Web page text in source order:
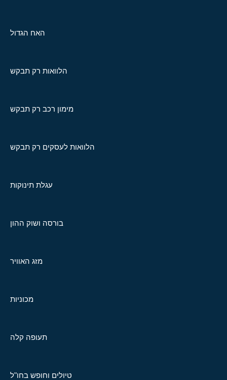
האח הגדול
הלוואות רק תבקש
מימון רכב רק תבקש
הלוואות לעסקים רק תבקש
עגלת תינוקות
בורסה ושוק ההון
מזג האוויר
מכוניות
תעופה קלה
טיולים וחופש בחו"ל